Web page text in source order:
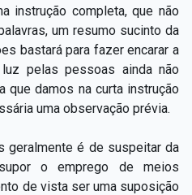
instrução completa, que não
um resumo sucinto da
bastará para fazer encarar a
pelas pessoas ainda não
que damos na curta instrução
uma observação prévia.
geralmente é de suspeitar da
o emprego de meios
de vista ser uma suposição